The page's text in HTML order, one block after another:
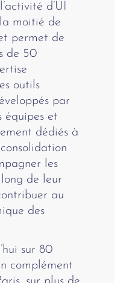
d’UI
moitié de
permet de
de 50
outils
par
équipes et
dédiés à
les
de leur
au
des
sur 80
complément